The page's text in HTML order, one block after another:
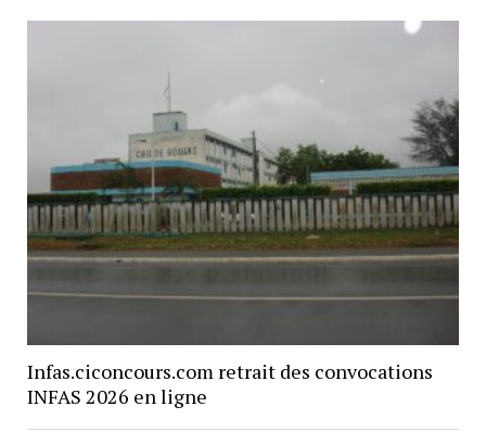
Infas.ciconcours.com retrait des convocations
INFAS 2026 en ligne